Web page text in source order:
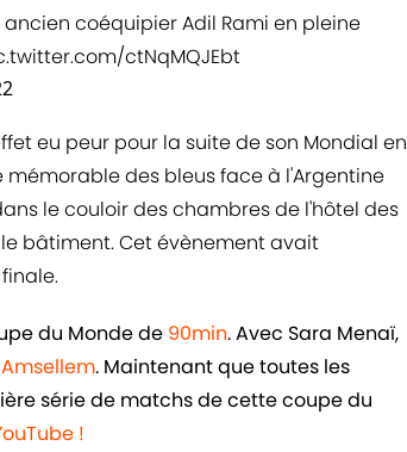
coéquipier Adil Rami en pleine
ctNqMQJEbt
eu peur pour la suite de son Mondial en
mémorable des bleus face à l'Argentine
le couloir des chambres de l'hôtel des
bâtiment. Cet évènement avait
du Monde de 90min. Avec Sara Menaï,
. Maintenant que toutes les
série de matchs de cette coupe du
!